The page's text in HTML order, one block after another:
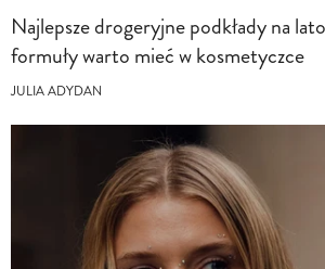
Najlepsze drogeryjne podkłady na
formuły warto mieć w kosmetyczce
JULIA ADYDAN